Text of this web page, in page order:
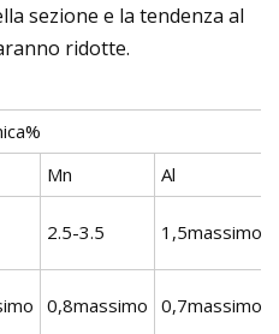
sezione e la tendenza al
ridotte.
Mn Al
2.5-3.5 1,5massimo
0,8massimo 0,7massimo